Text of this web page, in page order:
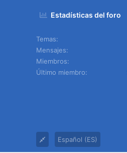
Estadísticas del foro
Temas
Mensajes
Miembros
Último miembro
Español (ES)